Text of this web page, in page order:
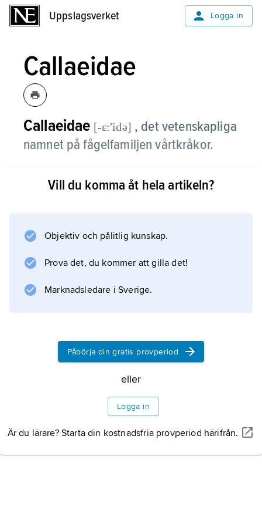
Uppslagsverket Logga in
Callaeidae
Callaeidae [-ɛ:ʹidə] , det vetenskapliga
namnet på fågelfamiljen vårtkråkor.
Vill du komma åt hela artikeln?
Objektiv och pålitlig kunskap.
Prova det, du kommer att gilla det!
Marknadsledare i Sverige.
Påbörja din gratis provperiod
eller
Logga in
Är du lärare? Starta din kostnadsfria provperiod härifrån.